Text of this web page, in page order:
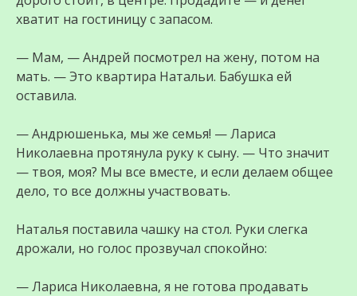
хватит на гостиницу с запасом.
— Мам, — Андрей посмотрел на жену, потом на
мать. — Это квартира Натальи. Бабушка ей
оставила.
— Андрюшенька, мы же семья! — Лариса
Николаевна протянула руку к сыну. — Что значит
— твоя, моя? Мы все вместе, и если делаем общее
дело, то все должны участвовать.
Наталья поставила чашку на стол. Руки слегка
дрожали, но голос прозвучал спокойно:
— Лариса Николаевна, я не готова продавать